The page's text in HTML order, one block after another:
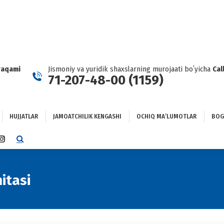
Jismoniy va yuridik shaxslarning murojaati boʻyicha
71-207-48-00 (1159)
HUJJATLAR JAMOATCHILIK KENGASHI OCHIQ MAʼLUMOTLAR
INSTAGRAM
IN
NEW